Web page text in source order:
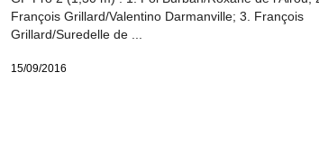
François Grillard/Valentino Darmanville; 3. François
Grillard/Suredelle de ...
15/09/2016